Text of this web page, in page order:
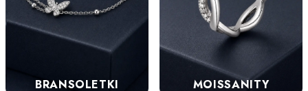
BRANSOLETKI MOISSANITY